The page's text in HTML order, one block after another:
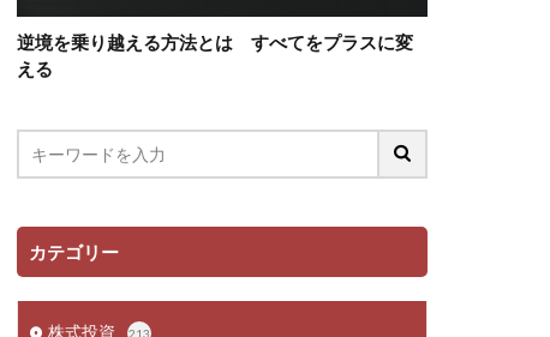
逆境を乗り越える方法とは すべてをプラスに変
える
カテゴリー
株式投資 213